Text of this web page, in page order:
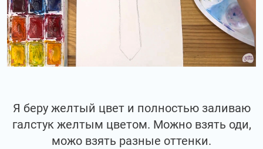
Я беру желтый цвет и полностью заливаю
галстук желтым цветом. Можно взять оди,
можо взять разные оттенки.